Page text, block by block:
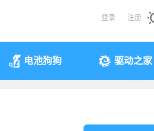
登录 注册
电池狗狗 驱动之家